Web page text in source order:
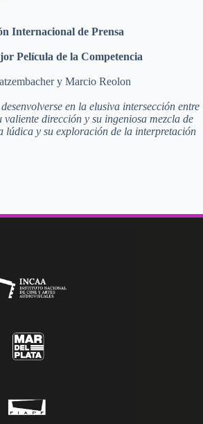
Internacional de Prensa
Película de la Competencia
y Marcio Reolon
en la elusiva intersección entre
valiente dirección y su ingeniosa mezcla de
lúdica y su exploración de la interpretación